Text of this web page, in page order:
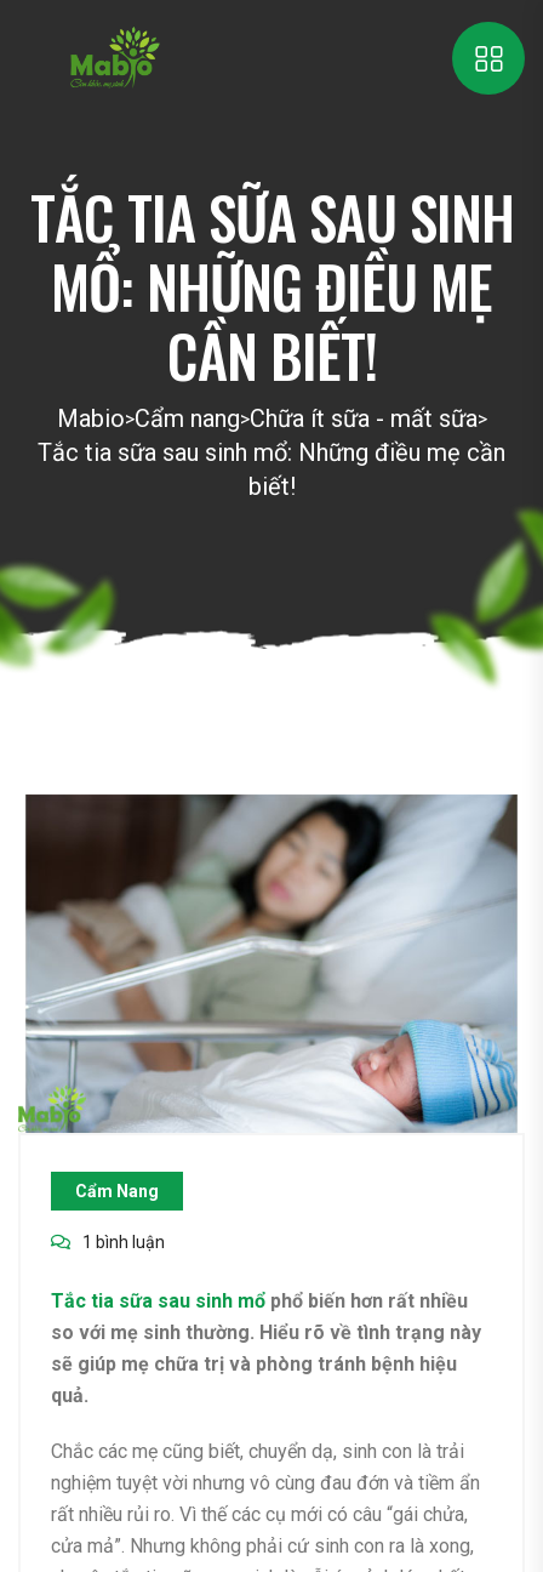
TẮC TIA SỮA SAU SINH
MỔ: NHỮNG ĐIỀU MẸ
CẦN BIẾT!
Mabio>Cẩm nang>Chữa ít sữa - mất sữa>
Tắc tia sữa sau sinh mổ: Những điều mẹ cần
biết!
Cẩm Nang
1 bình luận
Tắc tia sữa sau sinh mổ phổ biến hơn rất nhiều
so với mẹ sinh thường. Hiểu rõ về tình trạng này
sẽ giúp mẹ chữa trị và phòng tránh bệnh hiệu
quả.
Chắc các mẹ cũng biết, chuyển dạ, sinh con là trải
nghiệm tuyệt vời nhưng vô cùng đau đớn và tiềm ẩn
rất nhiều rủi ro. Vì thế các cụ mới có câu “gái chửa,
cửa mả”. Nhưng không phải cứ sinh con ra là xong,